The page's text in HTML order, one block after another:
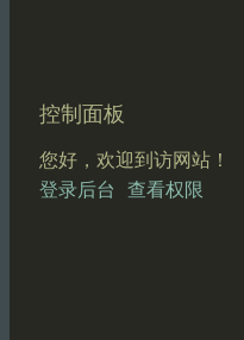
控制面板
您好，欢迎到访网站！
登录后台 查看权限